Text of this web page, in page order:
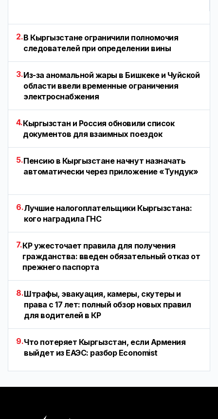
2.В Кыргызстане ограничили полномочия
следователей при определении вины
3.Из-за аномальной жары в Бишкеке и Чуйской
области ввели временные ограничения
электроснабжения
4.Кыргызстан и Россия обновили список
документов для взаимных поездок
5.Пенсию в Кыргызстане начнут назначать
автоматически через приложение «Тундук»
6.Лучшие налогоплательщики Кыргызстана:
кого наградила ГНС
7.КР ужесточает правила для получения
гражданства: введен обязательный отказ от
прежнего паспорта
8.Штрафы, эвакуация, камеры, скутеры и
права с 17 лет: полный обзор новых правил
для водителей в КР
9.Что потеряет Кыргызстан, если Армения
выйдет из ЕАЭС: разбор Economist